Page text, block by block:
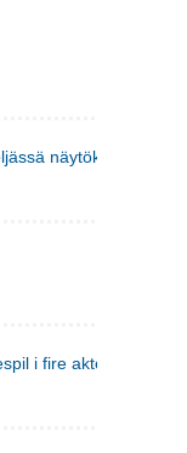
näytöksessä
i fire akter